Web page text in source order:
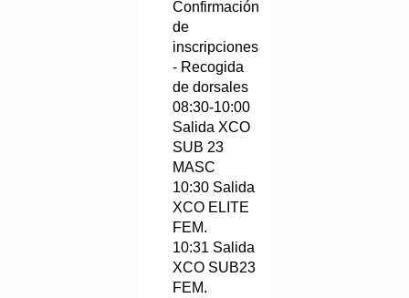
Confirmación
de
inscripciones
- Recogida
de dorsales
08:30-10:00
Salida XCO
SUB 23
MASC
10:30 Salida
XCO ELITE
FEM.
10:31 Salida
XCO SUB23
FEM.